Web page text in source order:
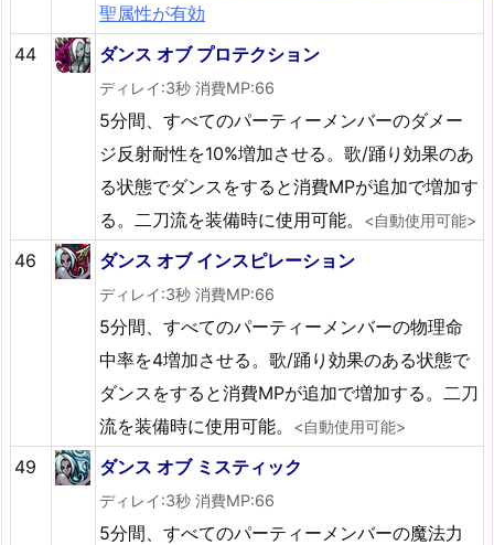
聖属性が有効
44
ダンス オブ プロテクション
ディレイ:3秒 消費MP:66
5分間、すべてのパーティーメンバーのダメー
ジ反射耐性を10%増加させる。歌/踊り効果のあ
る状態でダンスをすると消費MPが追加で増加す
る。二刀流を装備時に使用可能。
<自動使用可能>
46 ダンス オブ インスピレーション
ディレイ:3秒 消費MP:66
5分間、すべてのパーティーメンバーの物理命
中率を4増加させる。歌/踊り効果のある状態で
ダンスをすると消費MPが追加で増加する。二刀
流を装備時に使用可能。
<自動使用可能>
49 ダンス オブ ミスティック
ディレイ:3秒 消費MP:66
5分間、すべてのパーティーメンバーの魔法力